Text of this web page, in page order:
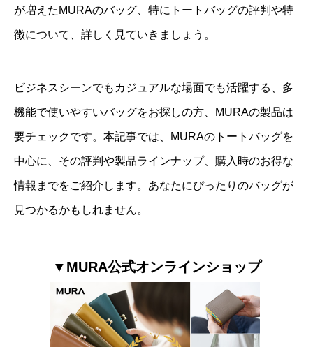
が増えたMURAのバッグ、特にトートバッグの評判や特
徴について、詳しく見ていきましょう。
ビジネスシーンでもカジュアルな場面でも活躍する、多
機能で使いやすいバッグをお探しの方、MURAの製品は
要チェックです。本記事では、MURAのトートバッグを
中心に、その評判や製品ラインナップ、購入時のお得な
情報までをご紹介します。あなたにぴったりのバッグが
見つかるかもしれません。
▼MURA公式オンラインショップ